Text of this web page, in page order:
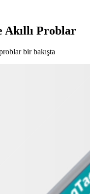
Problar
bir bakışta